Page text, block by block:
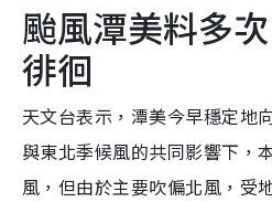
颱風潭美料多次
徘徊
天文台表示，潭美今早穩定地
與東北季候風的共同影響下，
風，但由於主要吹偏北風，受